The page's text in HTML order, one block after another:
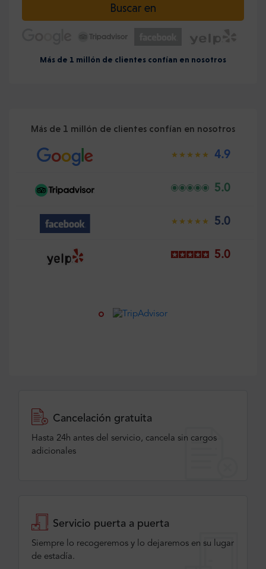
Buscar en
Más de 1 millón de clientes confían en nosotros
Más de 1 millón de clientes confían en nosotros
4.9
5.0
5.0
5.0
Cancelación gratuita
Hasta 24h antes del servicio, cancela sin cargos
adicionales
Servicio puerta a puerta
Siempre lo recogeremos y lo dejaremos en su lugar
de estadía.